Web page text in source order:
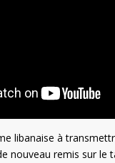
libanaise à
nouveau remis sur le